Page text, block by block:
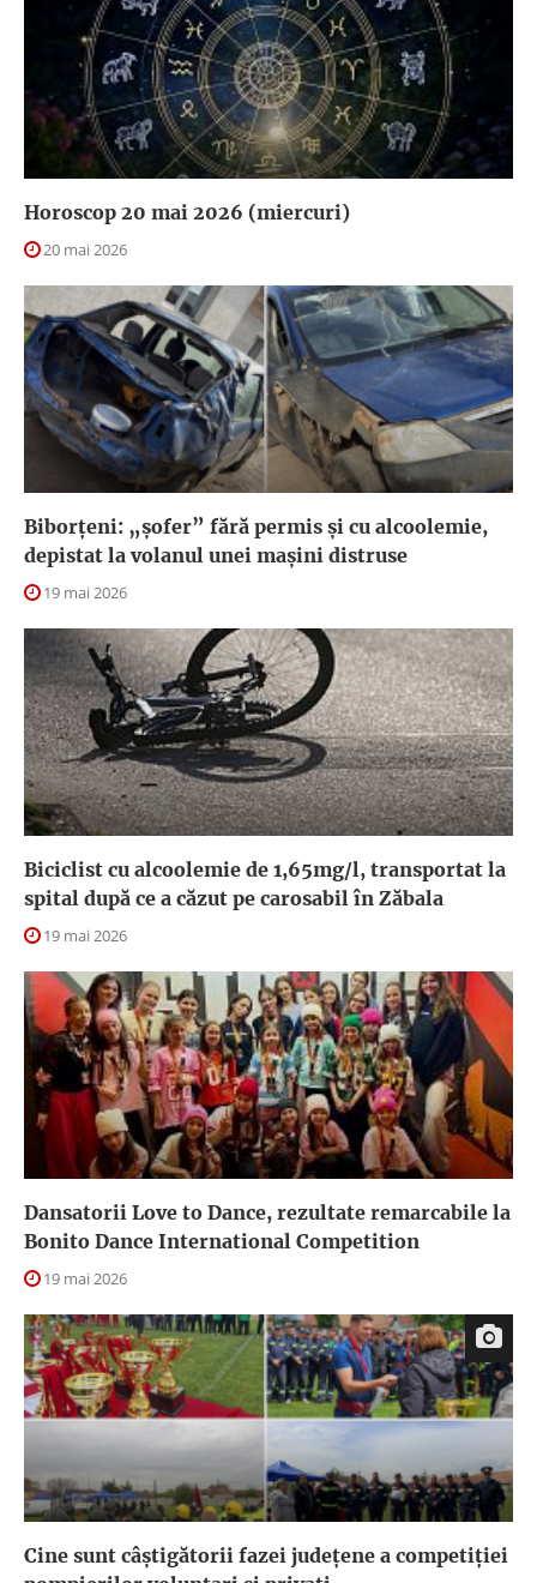
Horoscop 20 mai 2026 (miercuri)
20 mai 2026
Biborțeni: „șofer” fără permis și cu alcoolemie,
depistat la volanul unei mașini distruse
19 mai 2026
Biciclist cu alcoolemie de 1,65mg/l, transportat la
spital după ce a căzut pe carosabil în Zăbala
19 mai 2026
Dansatorii Love to Dance, rezultate remarcabile la
Bonito Dance International Competition
19 mai 2026
Cine sunt câștigătorii fazei județene a competiției